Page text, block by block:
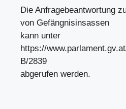
Die Anfragebeantwortung
von Gefängnisinsassen
kann unter
https://
B/2839
abgerufen werden.